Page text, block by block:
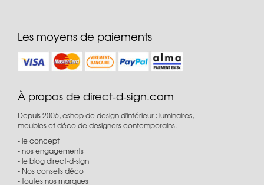
Les moyens de paiements
À propos de direct-d-sign.com
Depuis 2006, eshop de design d'intérieur : luminaires,
meubles et déco de designers contemporains.
le concept
nos engagements
le blog direct-d-sign
Nos conseils déco
toutes nos marques